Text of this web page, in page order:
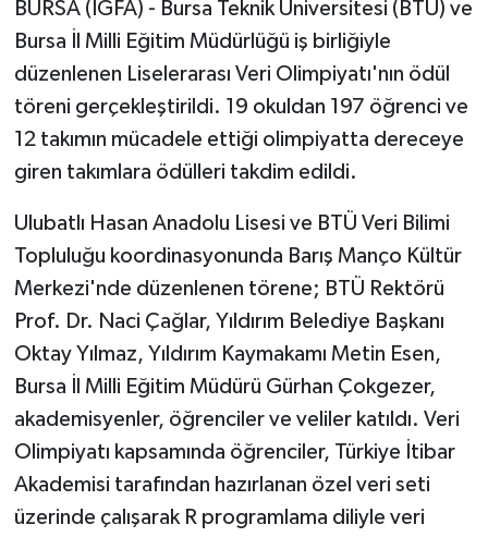
BURSA (İGFA) - Bursa Teknik Üniversitesi (BTÜ) ve
Bursa İl Milli Eğitim Müdürlüğü iş birliğiyle
düzenlenen Liselerarası Veri Olimpiyatı'nın ödül
töreni gerçekleştirildi. 19 okuldan 197 öğrenci ve
12 takımın mücadele ettiği olimpiyatta dereceye
giren takımlara ödülleri takdim edildi.
Ulubatlı Hasan Anadolu Lisesi ve BTÜ Veri Bilimi
Topluluğu koordinasyonunda Barış Manço Kültür
Merkezi'nde düzenlenen törene; BTÜ Rektörü
Prof. Dr. Naci Çağlar, Yıldırım Belediye Başkanı
Oktay Yılmaz, Yıldırım Kaymakamı Metin Esen,
Bursa İl Milli Eğitim Müdürü Gürhan Çokgezer,
akademisyenler, öğrenciler ve veliler katıldı. Veri
Olimpiyatı kapsamında öğrenciler, Türkiye İtibar
Akademisi tarafından hazırlanan özel veri seti
üzerinde çalışarak R programlama diliyle veri